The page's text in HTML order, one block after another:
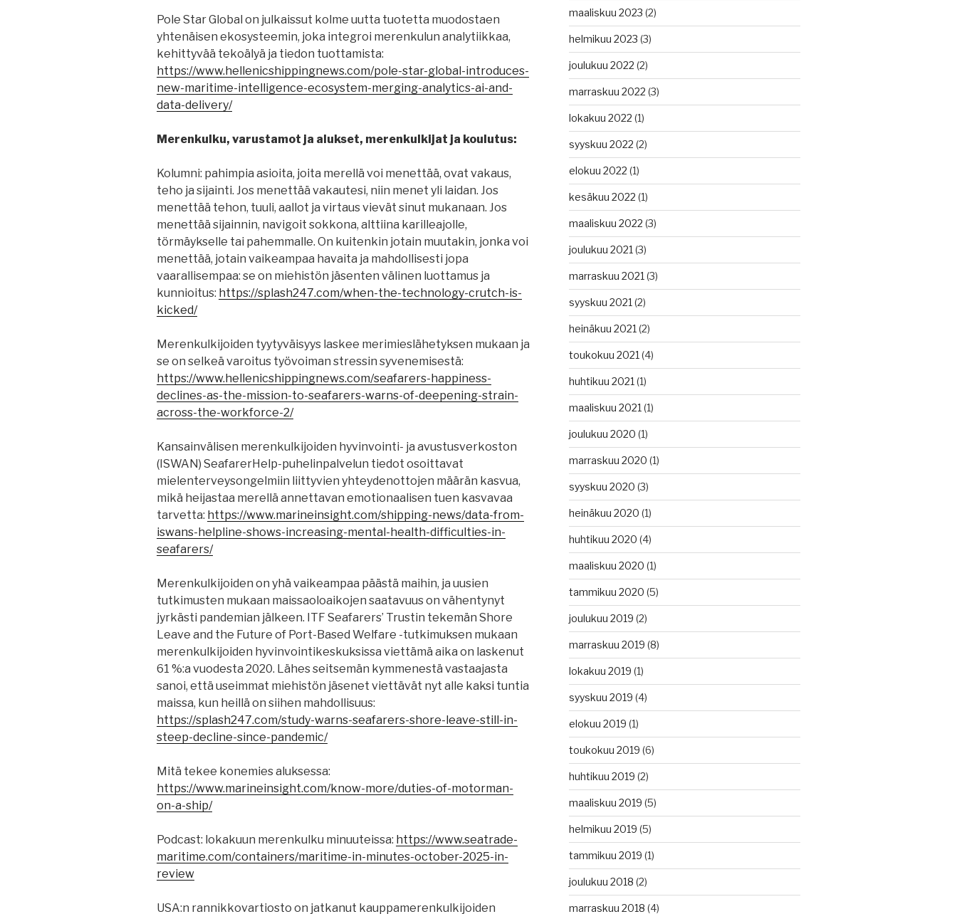
Pole Star Global on julkaissut kolme uutta tuotetta muodostaen
yhtenäisen ekosysteemin, joka integroi merenkulun analytiikkaa,
kehittyvää tekoälyä ja tiedon tuottamista:
https://www.hellenicshippingnews.com/pole-star-global-introduces-
new-maritime-intelligence-ecosystem-merging-analytics-ai-and-
data-delivery/
Merenkulku, varustamot ja alukset, merenkulkijat ja koulutus:
Kolumni: pahimpia asioita, joita merellä voi menettää, ovat vakaus,
teho ja sijainti. Jos menettää vakautesi, niin menet yli laidan. Jos
menettää tehon, tuuli, aallot ja virtaus vievät sinut mukanaan. Jos
menettää sijainnin, navigoit sokkona, alttiina karilleajolle,
törmäykselle tai pahemmalle. On kuitenkin jotain muutakin, jonka voi
menettää, jotain vaikeampaa havaita ja mahdollisesti jopa
vaarallisempaa: se on miehistön jäsenten välinen luottamus ja
kunnioitus: https://splash247.com/when-the-technology-crutch-is-
kicked/
Merenkulkijoiden tyytyväisyys laskee merimieslähetyksen mukaan ja
se on selkeä varoitus työvoiman stressin syvenemisestä:
https://www.hellenicshippingnews.com/seafarers-happiness-
declines-as-the-mission-to-seafarers-warns-of-deepening-strain-
across-the-workforce-2/
Kansainvälisen merenkulkijoiden hyvinvointi- ja avustusverkoston
(ISWAN) SeafarerHelp-puhelinpalvelun tiedot osoittavat
mielenterveysongelmiin liittyvien yhteydenottojen määrän kasvua,
mikä heijastaa merellä annettavan emotionaalisen tuen kasvavaa
tarvetta: https://www.marineinsight.com/shipping-news/data-from-
iswans-helpline-shows-increasing-mental-health-difficulties-in-
seafarers/
Merenkulkijoiden on yhä vaikeampaa päästä maihin, ja uusien
tutkimusten mukaan maissaoloaikojen saatavuus on vähentynyt
jyrkästi pandemian jälkeen. ITF Seafarers’ Trustin tekemän Shore
Leave and the Future of Port-Based Welfare -tutkimuksen mukaan
merenkulkijoiden hyvinvointikeskuksissa viettämä aika on laskenut
61 %:a vuodesta 2020. Lähes seitsemän kymmenestä vastaajasta
sanoi, että useimmat miehistön jäsenet viettävät nyt alle kaksi tuntia
maissa, kun heillä on siihen mahdollisuus:
https://splash247.com/study-warns-seafarers-shore-leave-still-in-
steep-decline-since-pandemic/
Mitä tekee konemies aluksessa:
https://www.marineinsight.com/know-more/duties-of-motorman-
on-a-ship/
Podcast: lokakuun merenkulku minuuteissa: https://www.seatrade-
maritime.com/containers/maritime-in-minutes-october-2025-in-
review
USA:n rannikkovartiosto on jatkanut kauppamerenkulkijoiden
maaliskuu 2023 (2)
helmikuu 2023 (3)
joulukuu 2022 (2)
marraskuu 2022 (3)
lokakuu 2022 (1)
syyskuu 2022 (2)
elokuu 2022 (1)
kesäkuu 2022 (1)
maaliskuu 2022 (3)
joulukuu 2021 (3)
marraskuu 2021 (3)
syyskuu 2021 (2)
heinäkuu 2021 (2)
toukokuu 2021 (4)
huhtikuu 2021 (1)
maaliskuu 2021 (1)
joulukuu 2020 (1)
marraskuu 2020 (1)
syyskuu 2020 (3)
heinäkuu 2020 (1)
huhtikuu 2020 (4)
maaliskuu 2020 (1)
tammikuu 2020 (5)
joulukuu 2019 (2)
marraskuu 2019 (8)
lokakuu 2019 (1)
syyskuu 2019 (4)
elokuu 2019 (1)
toukokuu 2019 (6)
huhtikuu 2019 (2)
maaliskuu 2019 (5)
helmikuu 2019 (5)
tammikuu 2019 (1)
joulukuu 2018 (2)
marraskuu 2018 (4)